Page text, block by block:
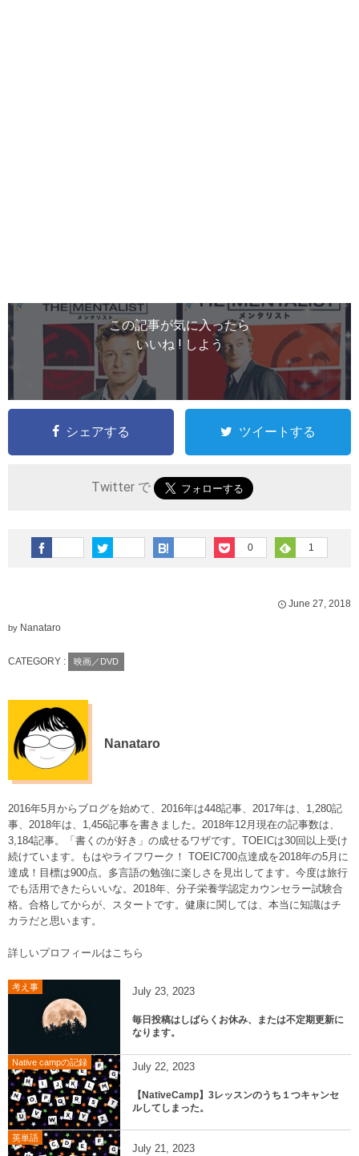
この記事が気に入ったら
いいね ! しよう
シェアする ツイートする
Twitter で
0 1
June 27, 2018
by Nanataro
CATEGORY : 映画／DVD
Nanataro
2016年5月からブログを始めて、2016年は448記事、2017年は、1,280記
事、2018年は、1,456記事を書きました。2018年12月現在の記事数は、
3,184記事。「書くのが好き」の成せるワザです。TOEICは30回以上受け
続けています。もはやライフワーク！ TOEIC700点達成を2018年の5月に
達成！目標は900点。多言語の勉強に楽しさを見出してます。今度は旅行
でも活用できたらいいな。2018年、分子栄養学認定カウンセラー試験合
格。合格してからが、スタートです。健康に関しては、本当に知識はチ
カラだと思います。
詳しいプロフィールはこちら
考え事 July 23, 2023
毎日投稿はしばらくお休み、または不定期更新に
なります。
Native campの記録 July 22, 2023
【NativeCamp】3レッスンのうち１つキャンセ
ルしてしまった。
英単語
July 21, 2023